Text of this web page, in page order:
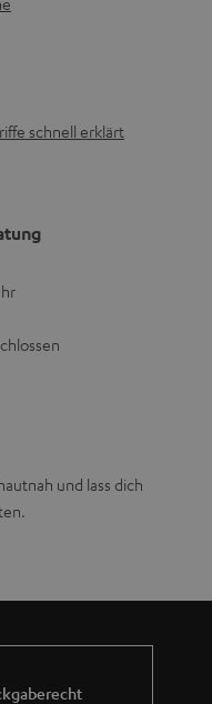
schnell erklärt
und lass dich